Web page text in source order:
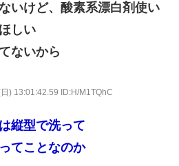
いけど、酸素系漂白剤使い
しい
ないから
) 13:01:42.59 ID:H/M1TQhC
縦型で洗って
てことなのか